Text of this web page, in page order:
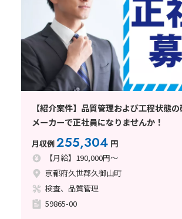
【紹介案件】品質管理および工程状態
メーカーで正社員になりませんか！
月収例255,304 円
【月給】190,000円～
京都府久世郡久御山町
検査、品質管理
59865-00